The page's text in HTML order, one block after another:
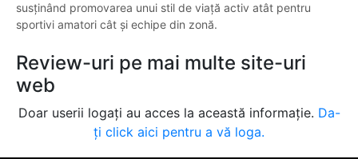
susținând promovarea unui stil de viață activ atât pentru
sportivi amatori cât și echipe din zonă.
Review-uri pe mai multe site-uri
web
Doar userii logați au acces la această informație. Da-
ți click aici pentru a vă loga.